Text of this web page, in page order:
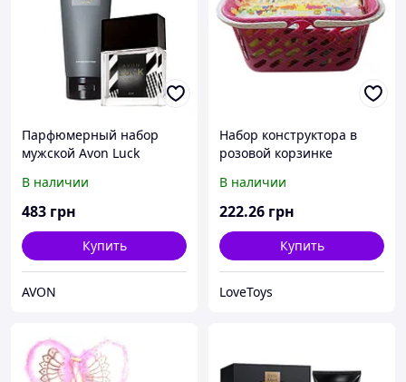
Парфюмерный набор
мужской Avon Luck
В наличии
483 грн
Купить
AVON
Набор конструктора в
розовой корзинке
В наличии
222.26 грн
Купить
LoveToys